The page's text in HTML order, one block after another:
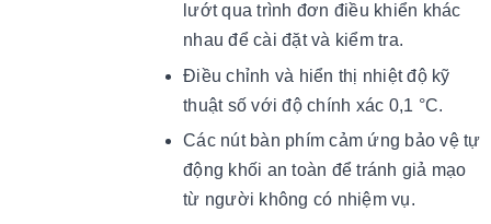
lướt qua trình đơn điều khiển khác
nhau để cài đặt và kiểm tra.
Điều chỉnh và hiển thị nhiệt độ kỹ
thuật số với độ chính xác 0,1 °C.
Các nút bàn phím cảm ứng bảo vệ tự
động khối an toàn để tránh giả mạo
từ người không có nhiệm vụ.